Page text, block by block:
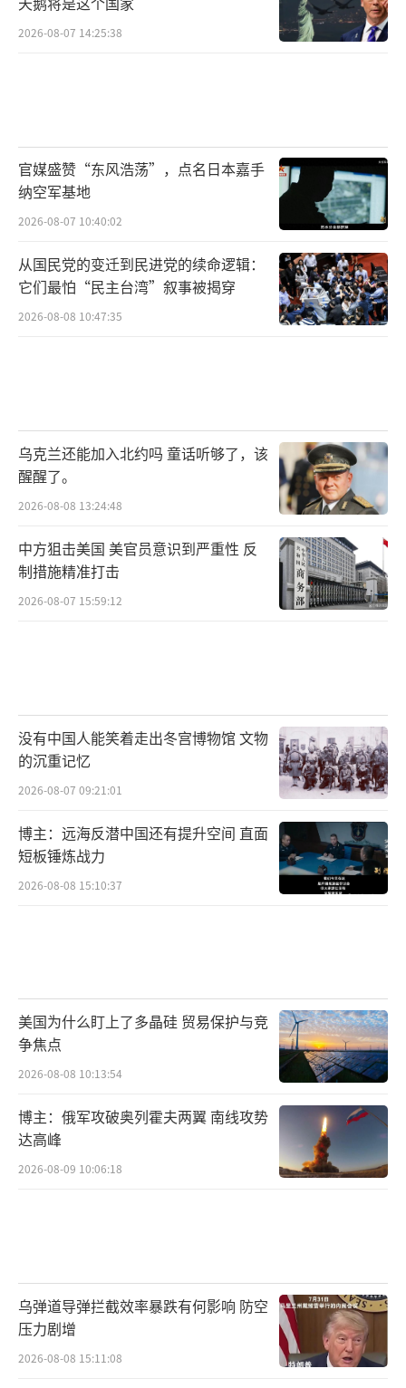
2026-08-07 14:25:38
官媒盛赞“东风浩荡”，点名日本嘉手
纳空军基地
2026-08-07 10:40:02
从国民党的变迁到民进党的续命逻辑：
它们最怕“民主台湾”叙事被揭穿
2026-08-08 10:47:35
乌克兰还能加入北约吗 童话听够了，该
醒醒了。
2026-08-08 13:24:48
中方狙击美国 美官员意识到严重性 反
制措施精准打击
2026-08-07 15:59:12
没有中国人能笑着走出冬宫博物馆 文物
的沉重记忆
2026-08-07 09:21:01
博主：远海反潜中国还有提升空间 直面
短板锤炼战力
2026-08-08 15:10:37
美国为什么盯上了多晶硅 贸易保护与竞
争焦点
2026-08-08 10:13:54
博主：俄军攻破奥列霍夫两翼 南线攻势
达高峰
2026-08-09 10:06:18
乌弹道导弹拦截效率暴跌有何影响 防空
压力剧增
2026-08-08 15:11:08